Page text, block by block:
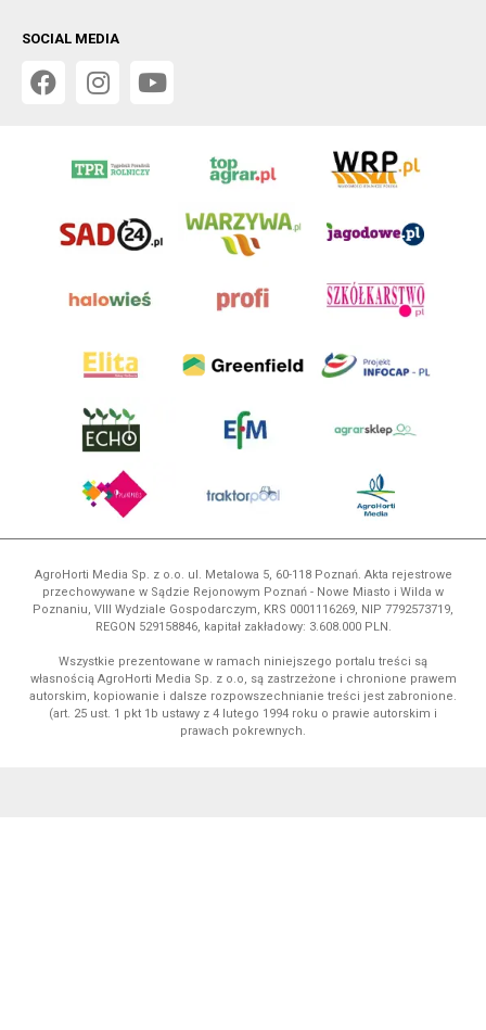
SOCIAL MEDIA
AgroHorti Media Sp. z o.o. ul. Metalowa 5, 60-118 Poznań. Akta rejestrowe
przechowywane w Sądzie Rejonowym Poznań - Nowe Miasto i Wilda w
Poznaniu, VIII Wydziale Gospodarczym, KRS 0001116269, NIP 7792573719,
REGON 529158846, kapitał zakładowy: 3.608.000 PLN.
Wszystkie prezentowane w ramach niniejszego portalu treści są
własnością AgroHorti Media Sp. z o.o, są zastrzeżone i chronione prawem
autorskim, kopiowanie i dalsze rozpowszechnianie treści jest zabronione.
(art. 25 ust. 1 pkt 1b ustawy z 4 lutego 1994 roku o prawie autorskim i
prawach pokrewnych.